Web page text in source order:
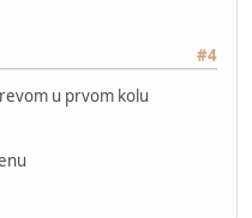
#4
u prvom kolu